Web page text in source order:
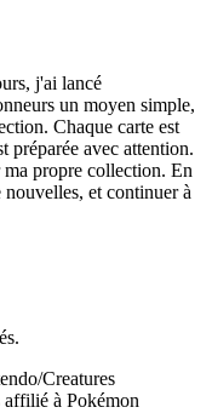
j'ai lancé
un moyen simple,
Chaque carte est
préparée avec attention.
propre collection. En
et continuer à
Creatures
à Pokémon